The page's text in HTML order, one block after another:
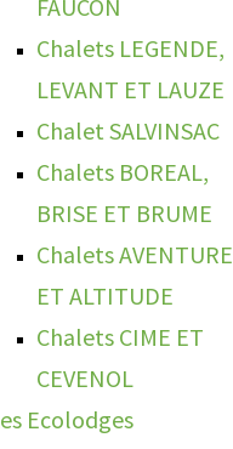
FAUCON
Chalets LEGENDE,
LEVANT ET LAUZE
Chalet SALVINSAC
Chalets BOREAL,
BRISE ET BRUME
Chalets AVENTURE
ET ALTITUDE
Chalets CIME ET
CEVENOL
Ecolodges